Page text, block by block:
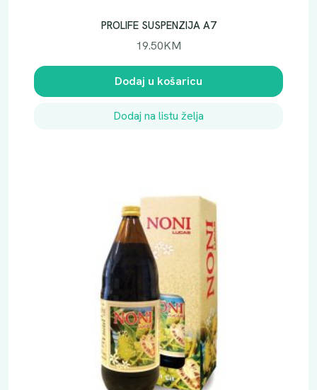
PROLIFE SUSPENZIJA A7
19.50KM
Dodaj u košaricu
Dodaj na listu želja